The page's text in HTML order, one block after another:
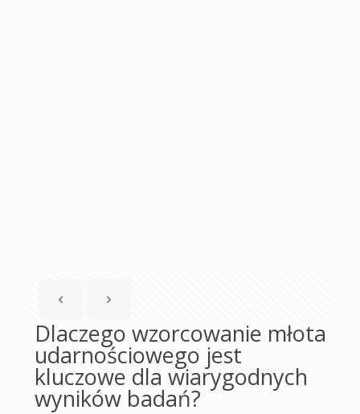
Dlaczego wzorcowanie młota
udarnościowego jest
kluczowe dla wiarygodnych
wyników badań?